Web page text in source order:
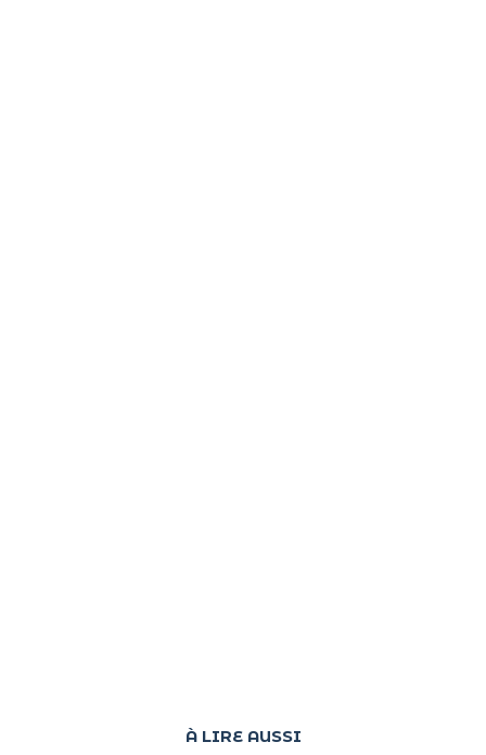
À LIRE AUSSI